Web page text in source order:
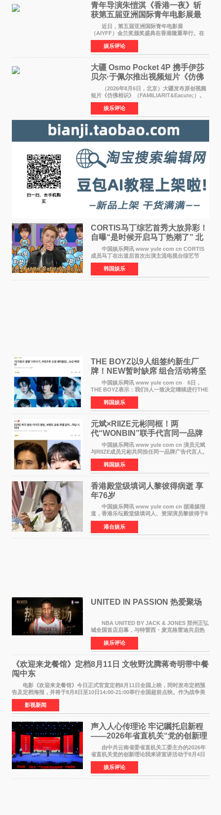
青年导演朱愷淇《香港一夜》斩
获第五届亚洲国际青年电影展最
佳剧本改编奖
近日，第五届亚洲国际青年电影展
（AIYFF）金兰奖颁奖盛典在香港隆重举行。在
这场汇聚数百位海内外电影人、文化界人士及媒
体代表的亚洲青年影视盛会上，香港本土电影
《香港一夜》（Dawn in Ho
娱乐评论
大疆 Osmo Pocket 4P 携手伊莎
贝尔·于佩尔推出视频短片《仿佛
相识》
（2026年8月6日，北京）大疆发布原创视频
短片《仿佛相识》（FAMILIARIT&Eacute;）。
视频短片由戛纳国际电影节最佳女演员伊莎贝尔·
于佩尔（Isabelle Huppert）主演，全程使用大
疆首款双主摄口
娱乐评论
CORTIS马丁综艺首秀大放异彩！
自曝“是时候开启马丁热潮了” 北
美巡演火热进行中
中国娱乐网讯 www yule com cn CORTIS
成员马丁在出道后首次出演主流电视台综艺节
目，展现了多才多艺的魅力。 马丁出演了5日
播出的MBC《Radio Star》Fashion与Passion
之间，I&lsquo;m
韩国娱乐
THE BOYZ以9人组签约新生厂
牌！NEW暂时缺席 组合活动将坚
定不移继续
中国娱乐网讯 www yule com cn 6日，
THE BOYZ表示：我们9人一致决定继续进行THE
BOYZ组合活动，并且已经完成了组合团体活动
签约。目前正在新生厂牌下进行活动准备。尚未
离开THE BOYZ原所
韩国娱乐
元斌×RIIZE元彬同框！两
代“WONBIN”联手代言同一品牌
颜值天花板合体
中国娱乐网讯 www yule com cn 演员元斌
与RIIZE成员元彬共同担任同一品牌广告代言人。
6日据独家报道，继演员元斌之后，RIIZE元彬最
近也被选为某在线中介平台A公司的共同广告代言
人，两人将作
韩国娱乐
香港殿堂级填词人黎彼得病逝 享
年76岁​
中国娱乐网讯 www yule com cn 据港媒报
道，香港乐坛殿堂级填词人、资深演员黎彼得于8
月5日上午因病离世，终年76岁。好友钟志光透
露，黎彼得今年3月中风后便卧床休养，身体机能
持续衰退，最
港台娱乐
UNITED IN PASSION 热爱聚场
NBA UNITED BY JACK & JONES 郑州正弘
城全国首店启幕，与特雷西・麦克格雷迪共启热
爱 2026 年7 月21 日，
NBAUNITEDBYJACK&JONES 全国首店，于郑
州正弘城正式启幕。NBA 传奇球星
娱乐评论
《欢迎来龙餐馆》定档8月11日 文牧野沈腾蒋奇明带中餐
闯中东
电影《欢迎来龙餐馆》今日正式官宣定档8月11日全国上映，同时发布定档预
告及定档海报，并将于8月8日至10日14:00-21:00举行全国超前点映。作为战争美
食大片，影片讲述的是中国厨师徐福（沈腾
影视新闻
声入人心传理论 牢记嘱托启新程
——2026年省直机关“党的创新理
论我来讲”宣讲活动圆满落幕
由中共云南省委省直机关工委主办的2026年
省直机关党的创新理论我来讲宣讲活动于8月4日
至5日在昆明举办。活动以 "牢记嘱托 感恩奋进
开创云南发展新局面 "为主题，坚持以新时代中国
特色社会主义
娱乐评论